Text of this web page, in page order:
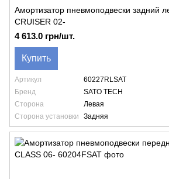
Амортизатор пневмоподвески задний
CRUISER 02-
4 613.0 грн/шт.
Купить
Артикул
60227RLSAT
Бренд
SATO TECH
Сторона
Левая
Сторона установки
Задняя